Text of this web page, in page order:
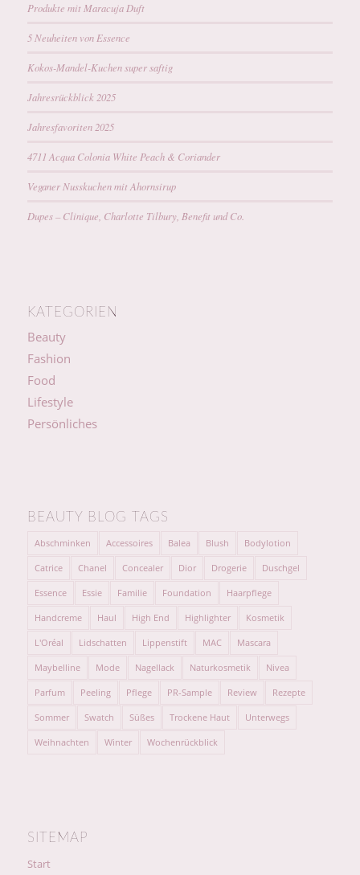
Produkte mit Maracuja Duft
5 Neuheiten von Essence
Kokos-Mandel-Kuchen super saftig
Jahresrückblick 2025
Jahresfavoriten 2025
4711 Acqua Colonia White Peach & Coriander
Veganer Nusskuchen mit Ahornsirup
Dupes – Clinique, Charlotte Tilbury, Benefit und Co.
KATEGORIEN
Beauty
Fashion
Food
Lifestyle
Persönliches
BEAUTY BLOG TAGS
Abschminken Accessoires Balea Blush Bodylotion
Catrice Chanel Concealer Dior Drogerie Duschgel
Essence Essie Familie Foundation Haarpflege
Handcreme Haul High End Highlighter Kosmetik
L'Oréal Lidschatten Lippenstift MAC Mascara
Maybelline Mode Nagellack Naturkosmetik Nivea
Parfum Peeling Pflege PR-Sample Review Rezepte
Sommer Swatch Süßes Trockene Haut Unterwegs
Weihnachten Winter Wochenrückblick
SITEMAP
Start